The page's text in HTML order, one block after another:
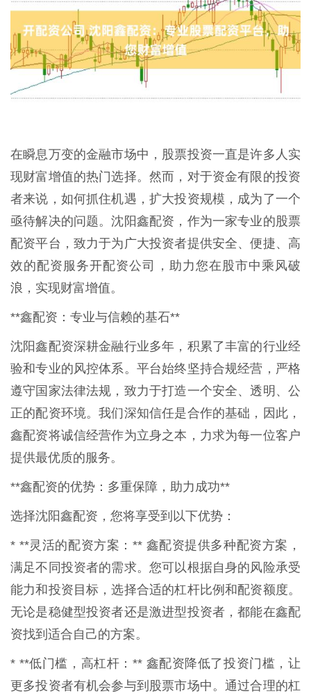
在瞬息万变的金融市场中，股票投资一直是许多人实
现财富增值的热门选择。然而，对于资金有限的投资
者来说，如何抓住机遇，扩大投资规模，成为了一个
亟待解决的问题。沈阳鑫配资，作为一家专业的股票
配资平台，致力于为广大投资者提供安全、便捷、高
效的配资服务开配资公司，助力您在股市中乘风破
浪，实现财富增值。
**鑫配资：专业与信赖的基石**
沈阳鑫配资深耕金融行业多年，积累了丰富的行业经
验和专业的风控体系。平台始终坚持合规经营，严格
遵守国家法律法规，致力于打造一个安全、透明、公
正的配资环境。我们深知信任是合作的基础，因此，
鑫配资将诚信经营作为立身之本，力求为每一位客户
提供最优质的服务。
**鑫配资的优势：多重保障，助力成功**
选择沈阳鑫配资，您将享受到以下优势：
* **灵活的配资方案：** 鑫配资提供多种配资方案，
满足不同投资者的需求。您可以根据自身的风险承受
能力和投资目标，选择合适的杠杆比例和配资额度。
无论是稳健型投资者还是激进型投资者，都能在鑫配
资找到适合自己的方案。
* **低门槛，高杠杆：** 鑫配资降低了投资门槛，让
更多投资者有机会参与到股票市场中。通过合理的杠